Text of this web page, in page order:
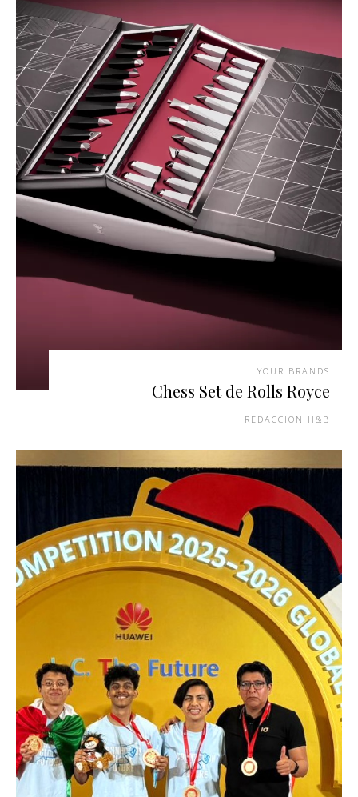
YOUR BRANDS
Chess Set de Rolls Royce
REDACCIÓN H&B